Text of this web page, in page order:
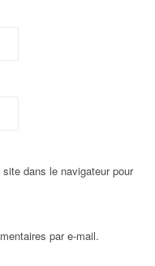
dans le navigateur pour
par e-mail.